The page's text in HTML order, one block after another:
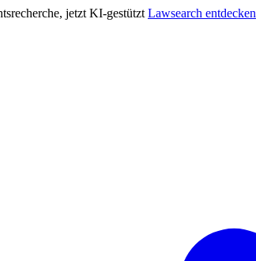
jetzt KI-gestützt Lawsearch entdecken